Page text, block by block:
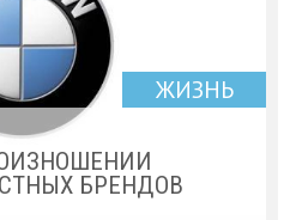
ЖИЗНЬ
БРЕНДОВ